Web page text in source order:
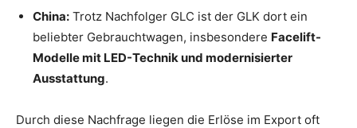
China: Trotz Nachfolger GLC ist der GLK dort ein
beliebter Gebrauchtwagen, insbesondere Facelift-
Modelle mit LED-Technik und modernisierter
Ausstattung.
Durch diese Nachfrage liegen die Erlöse im Export oft